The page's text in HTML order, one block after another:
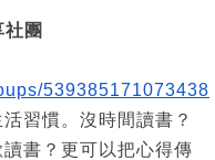
團
539385171073438
習慣。沒時間讀書？
書？更可以把心得傳